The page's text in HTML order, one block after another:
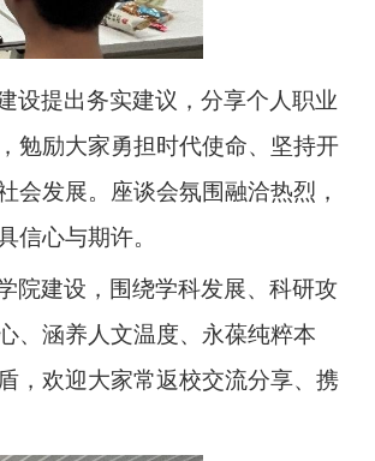
设提出务实建议，分享个人职业
勉励大家勇担时代使命、坚持开
会发展。座谈会氛围融洽热烈，
信心与期许。
院建设，围绕学科发展、科研攻
、涵养人文温度、永葆纯粹本
，欢迎大家常返校交流分享、携